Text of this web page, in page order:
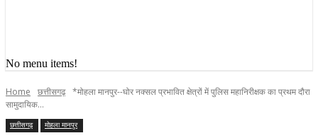
No menu items!
Home छत्तीसगढ़ *मोहला मानपुर--घोर नक्सल प्रभावित क्षेत्रों में पुलिस महानिरीक्षक का प्रथम दौरा
सामुदायिक...
छत्तीसगढ़ मोहला मानपुर